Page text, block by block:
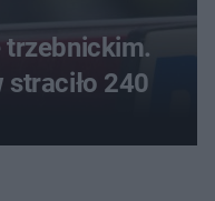
trzebnickim.
straciło 240